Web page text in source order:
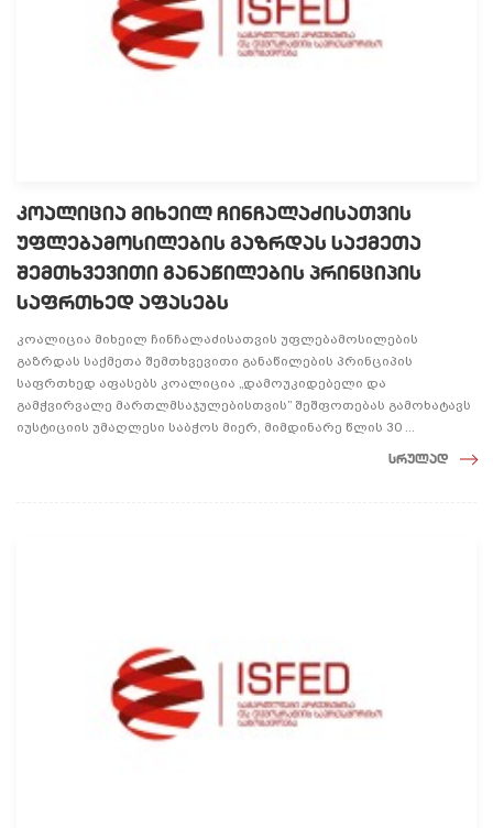
კოალიცია მიხეილ ჩინჩალაძისათვის
უფლებამოსილების გაზრდას საქმეთა
შემთხვევითი განაწილების პრინციპის
საფრთხედ აფასებს
კოალიცია მიხეილ ჩინჩალაძისათვის უფლებამოსილების
გაზრდას საქმეთა შემთხვევითი განაწილების პრინციპის
საფრთხედ აფასებს კოალიცია „დამოუკიდებელი და
გამჭვირვალე მართლმსაჯულებისთვის” შეშფოთებას გამოხატავს
იუსტიციის უმაღლესი საბჭოს მიერ, მიმდინარე წლის 30 ...
სრულად